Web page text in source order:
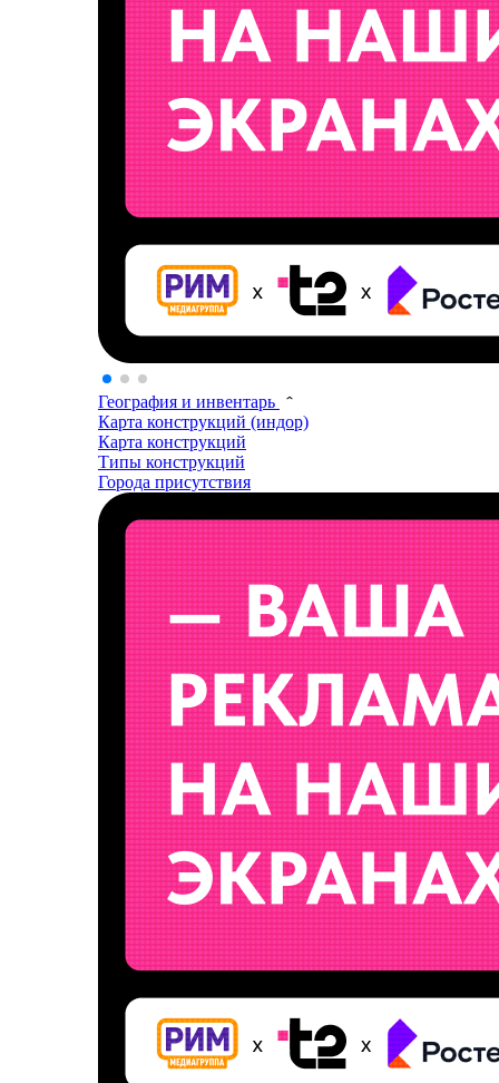
География и инвентарь
Карта конструкций (индор)
Карта конструкций
Типы конструкций
Города присутствия